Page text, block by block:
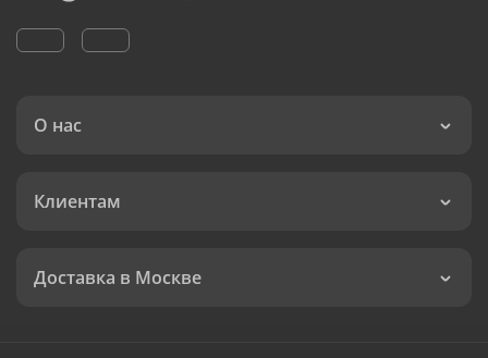
О нас
Клиентам
Доставка в Москве